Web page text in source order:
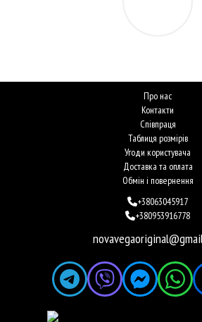
Про нас
Контакти
Співпраця
Таблиця розмірів
Угоди користувача
Доставка та оплата
Обмін і повернення
+38063045917
+380953916778